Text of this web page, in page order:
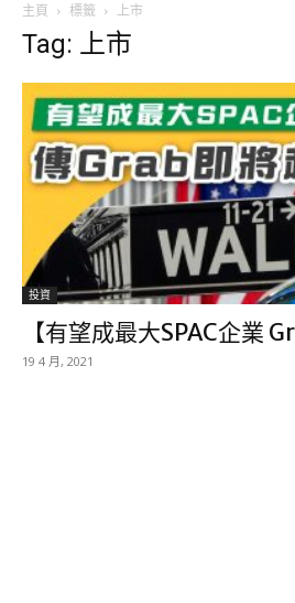
主頁 標籤 上市
Tag: 上市
投資
【有望成最大SPAC企業
19 4 月, 2021